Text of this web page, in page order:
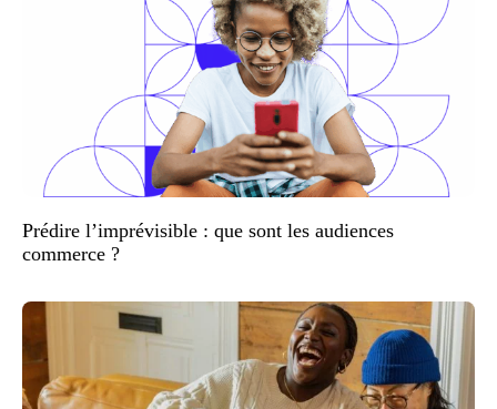
Prédire l’imprévisible : que sont les audiences
commerce ?